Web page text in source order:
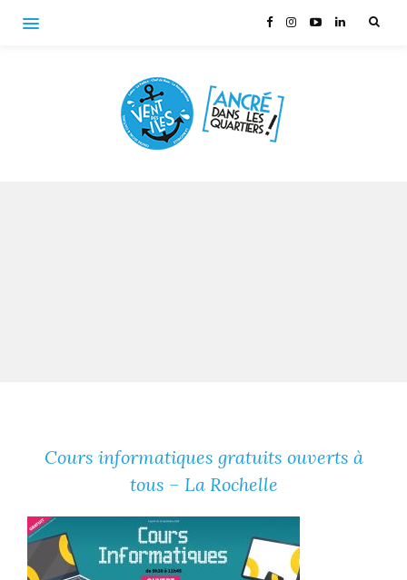
Cours informatiques gratuits ouverts à
tous – La Rochelle